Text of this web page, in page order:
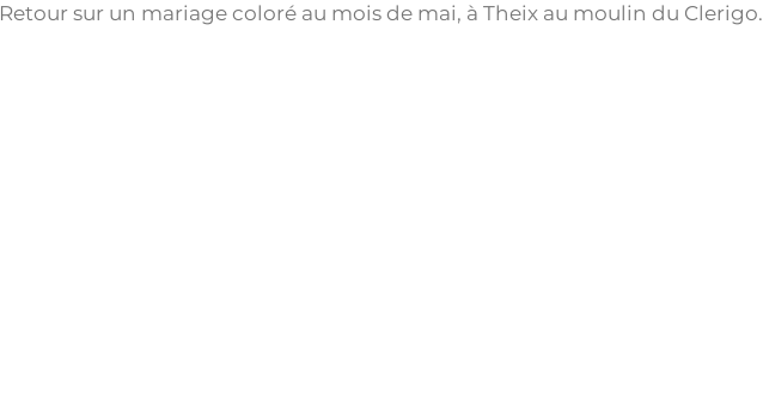
Retour sur un mariage coloré au mois de mai, à Theix au moulin du Clerigo.